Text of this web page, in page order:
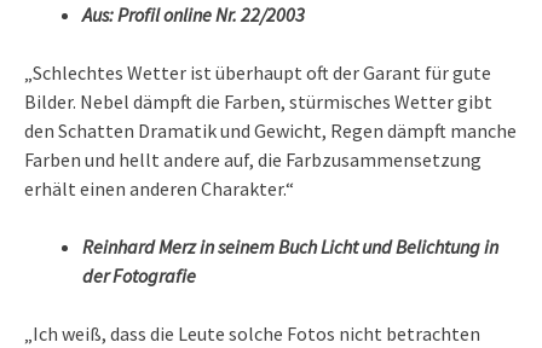
Aus: Profil online Nr. 22/2003
„Schlechtes Wetter ist überhaupt oft der Garant für gute
Bilder. Nebel dämpft die Farben, stürmisches Wetter gibt
den Schatten Dramatik und Gewicht, Regen dämpft manche
Farben und hellt andere auf, die Farbzusammensetzung
erhält einen anderen Charakter.“
Reinhard Merz in seinem Buch Licht und Belichtung in
der Fotografie
„Ich weiß, dass die Leute solche Fotos nicht betrachten